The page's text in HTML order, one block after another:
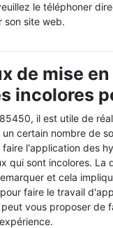
le téléphoner
son site web.
de mise
incolores
il est utile de
certain nombre de
l'application des
qui sont incolores. La
et cela
faire le travail
vous proposer de